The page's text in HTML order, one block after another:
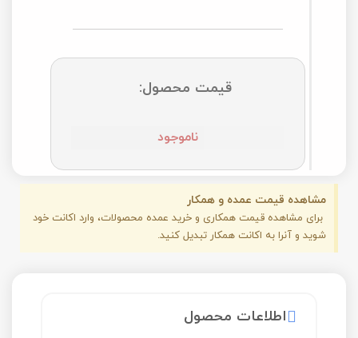
قیمت محصول:
ناموجود
مشاهده قیمت عمده و همکار
برای مشاهده قیمت همکاری و خرید عمده محصولات، وارد اکانت خود
شوید و آنرا به اکانت همکار تبدیل کنید.
اطلاعات محصول